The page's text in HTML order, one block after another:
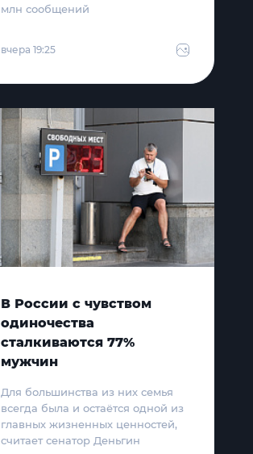
млн сообщений
вчера 19:25
В России с чувством
одиночества
сталкиваются 77%
мужчин
Для большинства из них семья
всегда была и остаётся одной из
главных жизненных ценностей,
считает сенатор Деньгин